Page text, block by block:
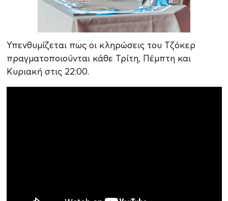
Υπενθυμίζεται πως οι κληρώσεις του Τζόκερ
πραγματοποιούνται κάθε Τρίτη, Πέμπτη και
Κυριακή στις 22:00.